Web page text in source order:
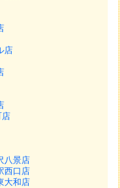
店
店
八景店
西口店
大和店